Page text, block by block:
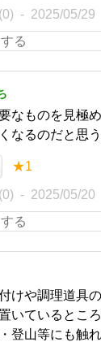
2025/05/29
なものを見極
なるのだと思う
★1
2025/05/20
けや調理道具
いているとこ
登山等にも触